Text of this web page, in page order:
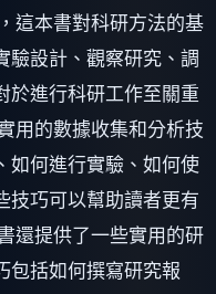
這本書對科研方法的基
驗設計、觀察研究、調
於進行科研工作至關重
用的數據收集和分析技
如何進行實驗、如何使
技巧可以幫助讀者更有
還提供了一些實用的研
包括如何撰寫研究報